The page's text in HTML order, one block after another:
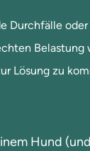
Durchfälle
Lösung zu
Hund